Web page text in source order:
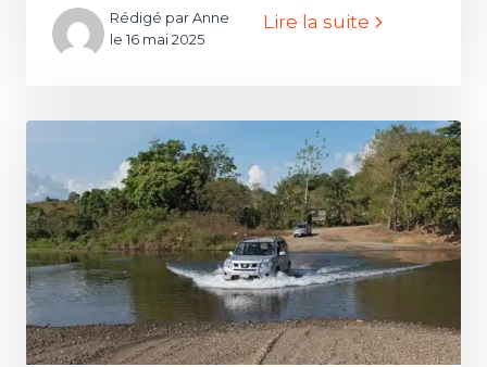
Rédigé par Anne
le 16 mai 2025
Lire la suite